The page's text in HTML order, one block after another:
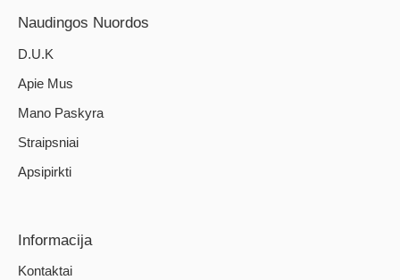
Naudingos Nuordos
D.U.K
Apie Mus
Mano Paskyra
Straipsniai
Apsipirkti
Informacija
Kontaktai